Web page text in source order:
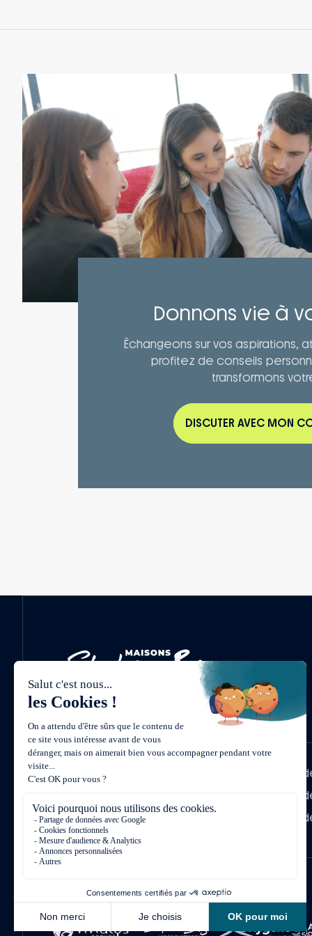
ajusté pour répondre à vos goûts et à vos
Agrandissements, ajouts de
fonctionnalités spécifiques, choix de
matériaux et finitions
Donnons vie à
Échangeons sur vos aspirations,
profitez de conseils
transformons
DISCUTER AVEC MON
Découvrez nos
6 agences, au plus proche de vous !
Agence
Agence
Agence
Une marque du groupe Vivialys